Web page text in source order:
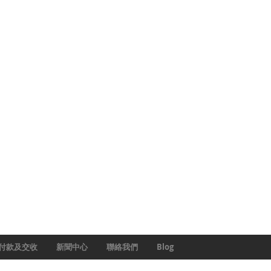
款及交收 新聞中心 聯絡我們 Blog